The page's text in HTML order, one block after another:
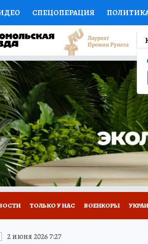
СПЕЦОПЕРАЦИЯ
НАУКА СПОРТ
ДОКТОР ФИНАНСЫ
ПРОГНОЗЫ НА СПОРТ
НЕДВИЖИМОСТЬ ТЕЛЕВИЗОР
РЕКЛАМА ТЕСТЫ НОВОЕ НА
ТОЛЬКО У НАС ВОЕНКОРЫ
НА СЕБЕ
2 июня 2026 7:27